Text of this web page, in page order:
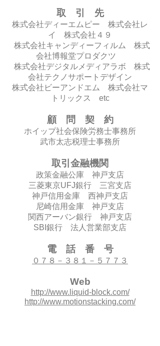
取 引 先
株式会社ディーエムピー 株式会社レ
イ 株式会社４９
株式会社キャンディーフィルム 株式
会社博報堂プロダクツ
株式会社デジタルメディアラボ 株式
会社テクノサポートデザイン
株式会社ビーアンドエム 株式会社マ
トリックス etc
顧 問 契 約
ホイップ社会保険労務士事務所
武市太志税理士事務所
取引金融機関
政策金融公庫 神戸支店
三菱東京UFJ銀行 三宮支店
神戸信用金庫 西神戸支店
尼崎信用金庫 神戸支店
関西アーバン銀行 神戸支店
SBI銀行 法人営業部支店
電 話 番 号
０７８－３８１－５７７３
Web
http://www.liquid-block.com/
http://www.motionstacking.com/